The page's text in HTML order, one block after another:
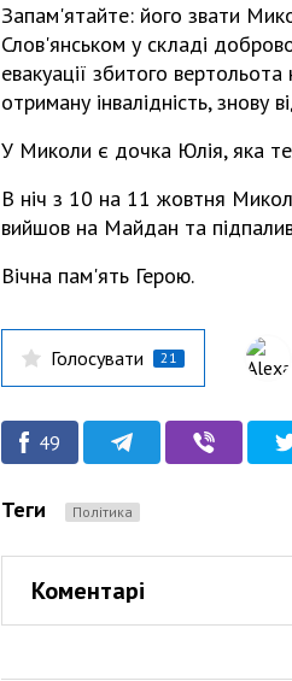
Запам'ятайте: його звати
Слов'янськом у складі
евакуації збитого
отриману інвалідність, знову
У Миколи є дочка Юлія, яка
В ніч з 10 на 11 жовтня
вийшов на Майдан та
Вічна пам'ять Герою.
Голосувати 21
49
Теги Політика
Коментарі